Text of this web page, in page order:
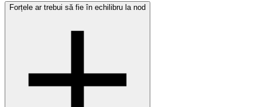
Forțele ar trebui să fie în echilibru la nod